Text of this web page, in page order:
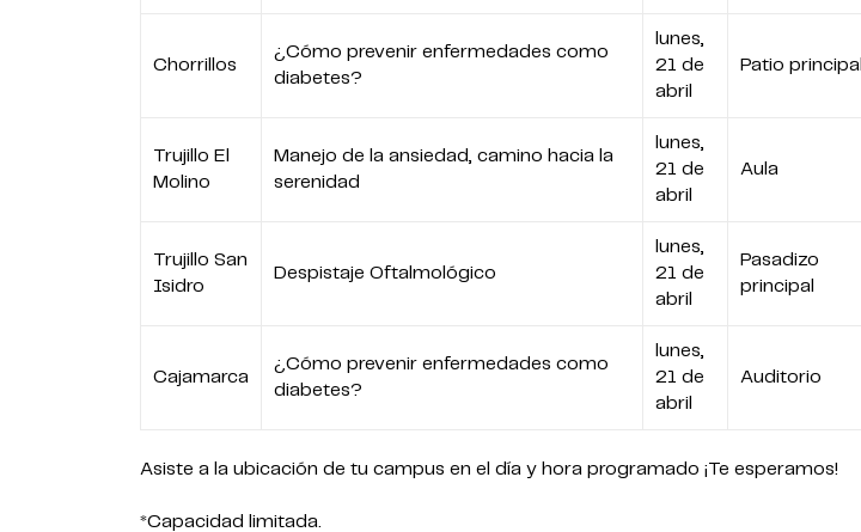
Chorrillos
¿Cómo prevenir enfermedades como
diabetes?
lunes,
21 de
abril
Patio principal
Trujillo El
Molino
Manejo de la ansiedad, camino hacia la
serenidad
lunes,
21 de
abril
Aula
Trujillo San
Isidro
Despistaje Oftalmológico
lunes,
21 de
abril
Pasadizo
principal
Cajamarca
¿Cómo prevenir enfermedades como
diabetes?
lunes,
21 de
abril
Auditorio
Asiste a la ubicación de tu campus en el día y hora programado ¡Te esperamos!
*Capacidad limitada.